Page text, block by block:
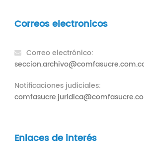
Correos electronicos
Correo electrónico:
Notificaciones judiciales:
Enlaces de interés